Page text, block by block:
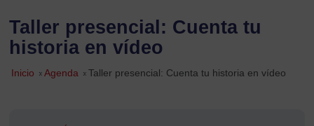
Taller presencial: Cuenta tu
historia en vídeo
Inicio »Agenda »Taller presencial: Cuenta tu historia en vídeo